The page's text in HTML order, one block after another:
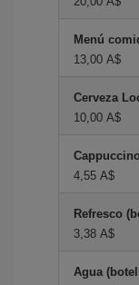
Menú
13,00 A$
Cerveza
10,00 A$
4,55 A$
Refresco
3,38 A$
Agua